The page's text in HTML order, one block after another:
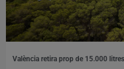
València retira prop de 15.000